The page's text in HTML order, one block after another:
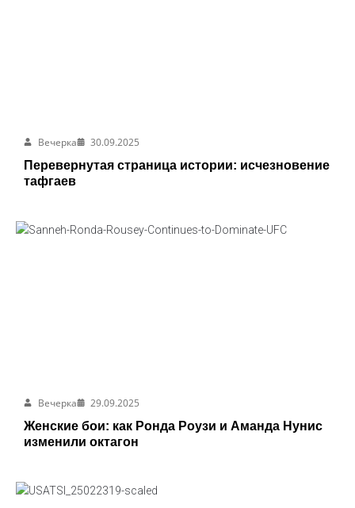
Вечерка
30.09.2025
Перевернутая страница истории: исчезновение
тафгаев
Вечерка
29.09.2025
Женские бои: как Ронда Роузи и Аманда Нунис
изменили октагон